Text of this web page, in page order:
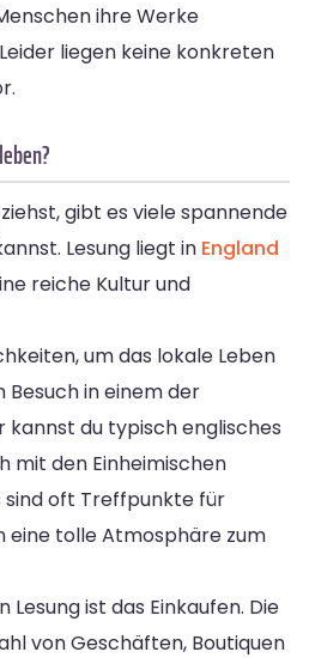
ihre Werke
liegen keine konkreten
gibt es viele spannende
Lesung liegt in England
reiche Kultur und
um das lokale Leben
Besuch in einem der
kannst du typisch englisches
mit den Einheimischen
sind oft Treffpunkte für
eine tolle Atmosphäre zum
Lesung ist das Einkaufen. Die
von Geschäften, Boutiquen